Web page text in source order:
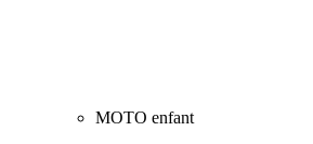
MOTO enfant